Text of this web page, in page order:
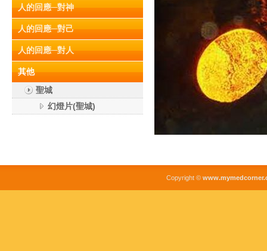
人的回應─對神
人的回應─對己
人的回應─對人
其他
聖城
幻燈片(聖城)
Copyright ©